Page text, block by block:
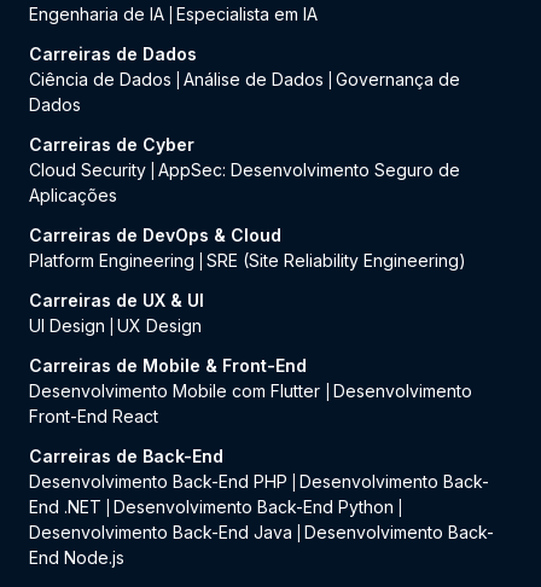
Engenharia de IA Especialista em IA
Carreiras de Dados
Ciência de Dados
Análise de Dados
Governança de
Dados
Carreiras de Cyber
Cloud Security AppSec: Desenvolvimento Seguro de
Aplicações
Carreiras de DevOps & Cloud
Platform Engineering
SRE (Site Reliability Engineering)
Carreiras de UX & UI
UI Design
UX Design
Carreiras de Mobile & Front-End
Desenvolvimento Mobile com Flutter
Desenvolvimento
Front-End React
Carreiras de Back-End
Desenvolvimento Back-End PHP
Desenvolvimento Back-
End .NET
Desenvolvimento Back-End Python
Desenvolvimento Back-End Java
Desenvolvimento Back-
End Node.js